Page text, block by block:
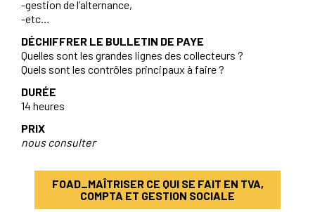
-gestion de l’alternance,
-etc…
DÉCHIFFRER LE BULLETIN DE PAYE
Quelles sont les grandes lignes des collecteurs ?
Quels sont les contrôles principaux à faire ?
DURÉE
14 heures
PRIX
nous consulter
FOAD_MAÎTRISER CE QUI SE FAIT EN TVA,
COMPTA ET GESTION SOCIALE